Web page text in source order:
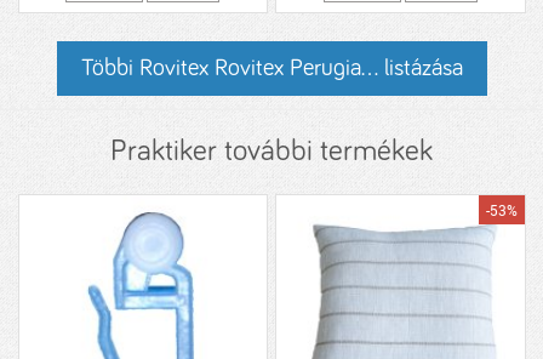
Többi Rovitex Rovitex Perugia... listázása
Praktiker további termékek
-53%